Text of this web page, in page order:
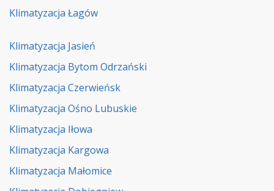
Klimatyzacja Łagów
Klimatyzacja Jasień
Klimatyzacja Bytom Odrzański
Klimatyzacja Czerwieńsk
Klimatyzacja Ośno Lubuskie
Klimatyzacja Iłowa
Klimatyzacja Kargowa
Klimatyzacja Małomice